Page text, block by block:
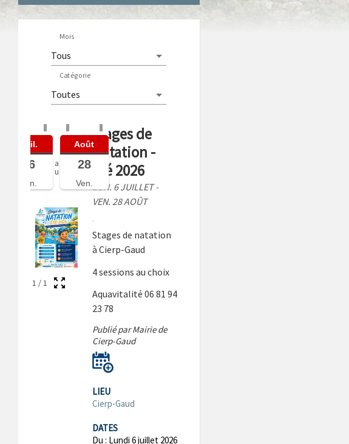
Mois
Catégorie
Juil.
06
Lun.
a
u
Août
28
Ven.
1 /1
Stages de
Natation -
Été 2026
LUN. 6 JUILLET -
VEN. 28 AOÛT
Stages de natation
à Cierp-Gaud
4 sessions au choix
Aquavitalité 06 81 94
23 78
Publié par Mairie de
Cierp-Gaud
LIEU
Cierp-Gaud
DATES
Du : Lundi 6 juillet 2026